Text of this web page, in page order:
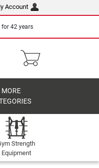
Account
42 years
MORE
Strength
Equipment